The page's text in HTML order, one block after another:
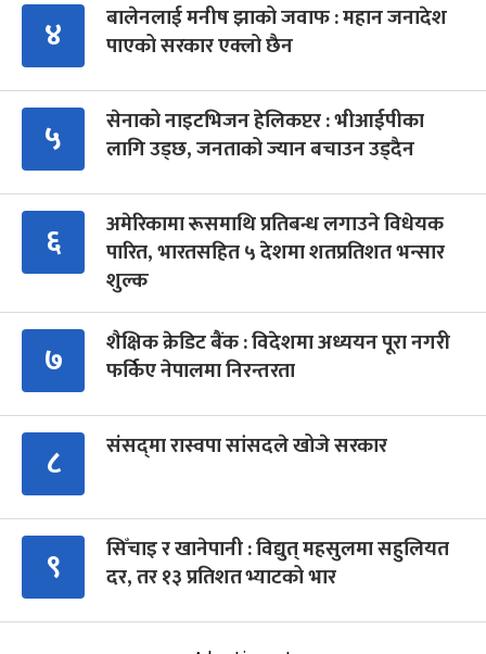
४
बालेनलाई मनीष झाको जवाफ : महान जनादेश
पाएको सरकार एक्लो छैन
५
सेनाको नाइटभिजन हेलिकप्टर : भीआईपीका
लागि उड्छ, जनताको ज्यान बचाउन उड्दैन
६
अमेरिकामा रूसमाथि प्रतिबन्ध लगाउने विधेयक
पारित, भारतसहित ५ देशमा शतप्रतिशत भन्सार
शुल्क
७
शैक्षिक क्रेडिट बैंक : विदेशमा अध्ययन पूरा नगरी
फर्किए नेपालमा निरन्तरता
८ संसद्‍मा रास्वपा सांसदले खोजे सरकार
९
सिँचाइ र खानेपानी : विद्युत् महसुलमा सहुलियत
दर, तर १३ प्रतिशत भ्याटको भार